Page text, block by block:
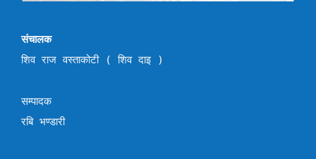
संचालक
शिव राज वस्ताकोटी ( शिव दाइ )
सम्पादक
रबि भण्डारी